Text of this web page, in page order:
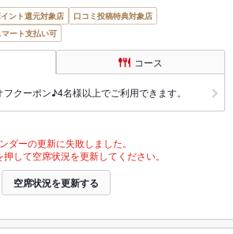
ント還元対象店
口コミ投稿特典対象店
マート支払い可
コース
クーポン♪4名様以上でご利用できます。
ダーの更新に失敗しました。
して空席状況を更新してください。
空席状況を更新する